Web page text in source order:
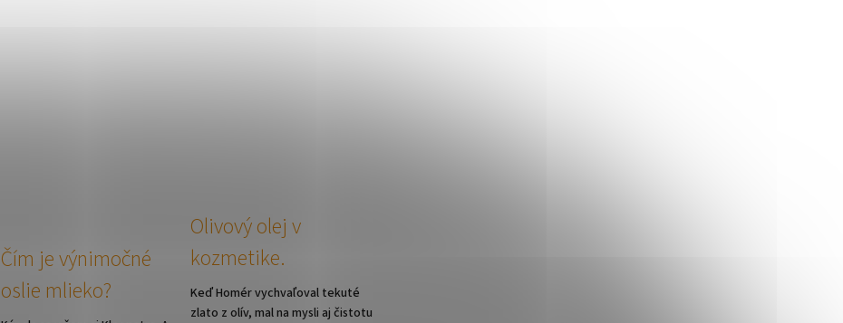
Čím je výnimočné
oslie mlieko?
Olivový olej v
kozmetike.
Keď Homér vychvaľoval tekuté
zlato z olív, mal na mysli aj čistotu